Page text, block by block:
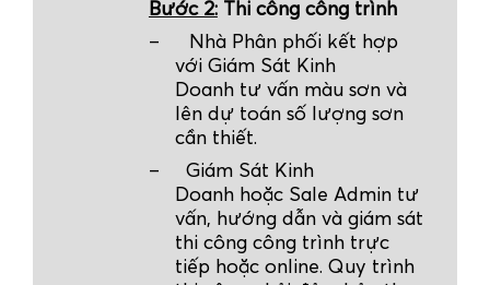
Bước 2:Thi công công trình
–
Nhà Phân phốikết hợp
với Giám Sát Kinh
Doanh tư vấn màu sơn và
lên dự toán số lượng sơn
cần thiết.
–
Giám Sát Kinh
Doanh hoặc Sale Admin tư
vấn, hướng dẫn và giám sát
thi công công trình trực
tiếp hoặc online. Quy trình